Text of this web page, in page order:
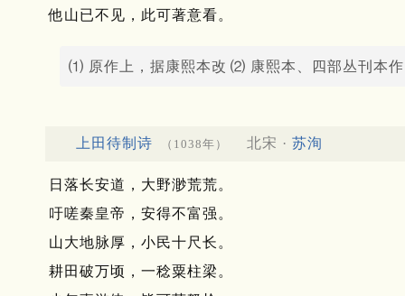
他山已不见，此可著意看。
⑴ 原作上，据康熙本改 ⑵ 康熙本、四部丛刊本
上田待制诗 （1038年） 北宋 · 苏洵
日落长安道，大野渺荒荒。
吁嗟秦皇帝，安得不富强。
山大地脉厚，小民十尺长。
耕田破万顷，一稔粟柱梁。